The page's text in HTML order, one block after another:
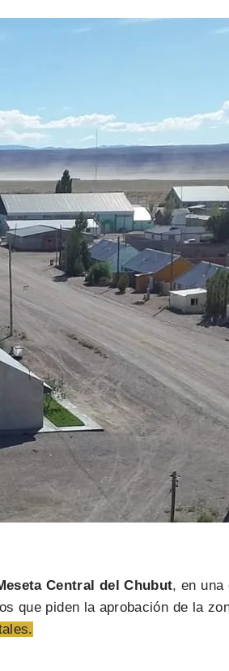
Central del Chubut, en una
que piden la aprobación de la